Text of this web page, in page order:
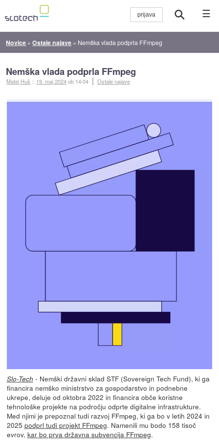
☰
Novice »Ostale najave » Nemška vlada podprla FFmpeg
Nemška vlada podprla FFmpeg
Matej Huš :: 19. maj 2024ob 14:04 Ostale najave
Slo-Tech - Nemški državni sklad STF (Sovereign Tech Fund), ki ga
financira nemško ministrstvo za gospodarstvo in podnebne
ukrepe, deluje od oktobra 2022 in financira obče koristne
tehnološke projekte na področju odprte digitalne infrastrukture.
Med njimi je prepoznal tudi razvoj FFmpeg, ki ga bo v letih 2024 in
2025 podprl tudi projekt FFmpeg. Namenili mu bodo 158 tisoč
evrov, kar bo prva državna subvencija FFmpeg.